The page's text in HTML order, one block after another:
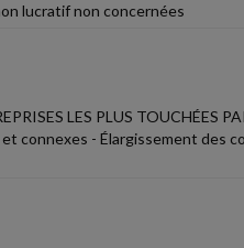
lucratif non concernées
LES PLUS TOUCHÉES
connexes - Élargissement des